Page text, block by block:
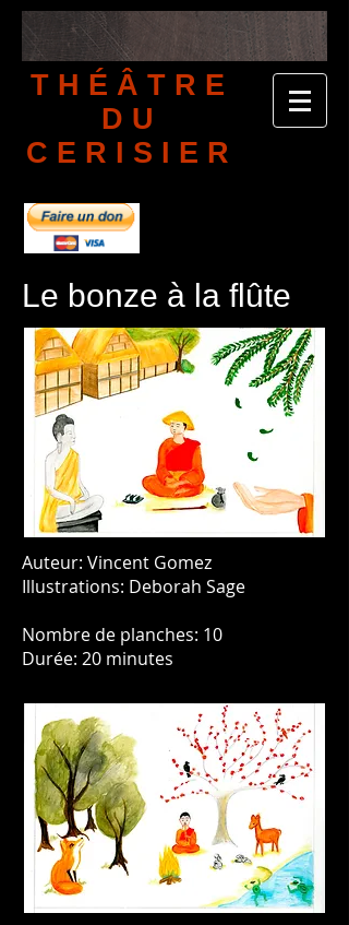
THÉÂTRE
DU
CERISIER
Le bonze à la flûte
Auteur: Vincent Gomez
Illustrations: Deborah Sage
Nombre de planches: 10
Durée: 20 minutes